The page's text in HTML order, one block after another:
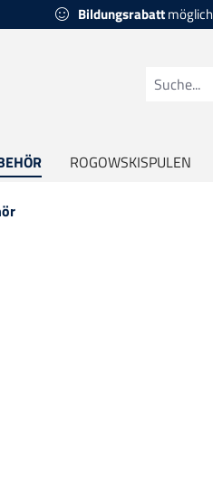
Bildungsrabattmöglich
ROGOWSKISPULEN